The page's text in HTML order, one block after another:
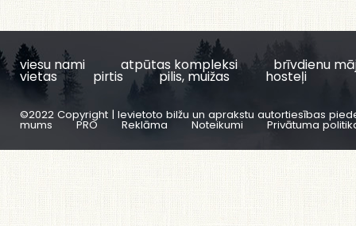
viesu nami atpūtas kompleksi brīvdienu
vietas pirtis pilis, muižas hosteļi
©2022 Copyright | Ievietoto bilžu un aprakstu autortiesības
mums PRO Reklāma Noteikumi Privātuma